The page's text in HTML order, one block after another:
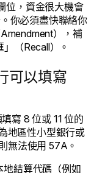
位，資金很大機會
你必須盡快聯絡你
），補
（Recall）。
可以填寫
寫 8 位或 11 位的
地區性小型銀行或
無法使用 57A。
地結算代碼（例如